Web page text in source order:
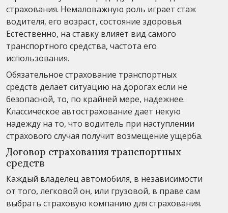
страхования. Немаловажную роль играет стаж
водителя, его возраст, состояние здоровья.
Естественно, на ставку влияет вид самого
транспортного средства, частота его
использования.
Обязательное страхование транспортных
средств делает ситуацию на дорогах если не
безопасной, то, по крайней мере, надежнее.
Классическое автострахование дает некую
надежду на то, что водитель при наступлении
страхового случая получит возмещение ущерба.
Договор страхования транспортных
средств
Каждый владелец автомобиля, в независимости
от того, легковой он, или грузовой, в праве сам
выбрать страховую компанию для страхования.